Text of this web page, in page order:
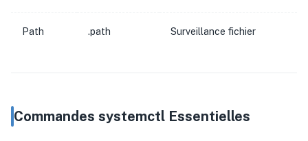
Path .path Surveillance fichier
Commandes systemctl Essentielles